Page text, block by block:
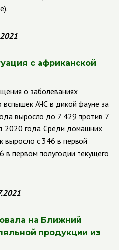
с африканской
о заболеваниях
вспышек АЧС в дикой фауне за
выросло до 7 429 против 7
2020 года. Среди домашних
выросло с 346 в первой
первом полугодии текущего
на Ближний
продукции из